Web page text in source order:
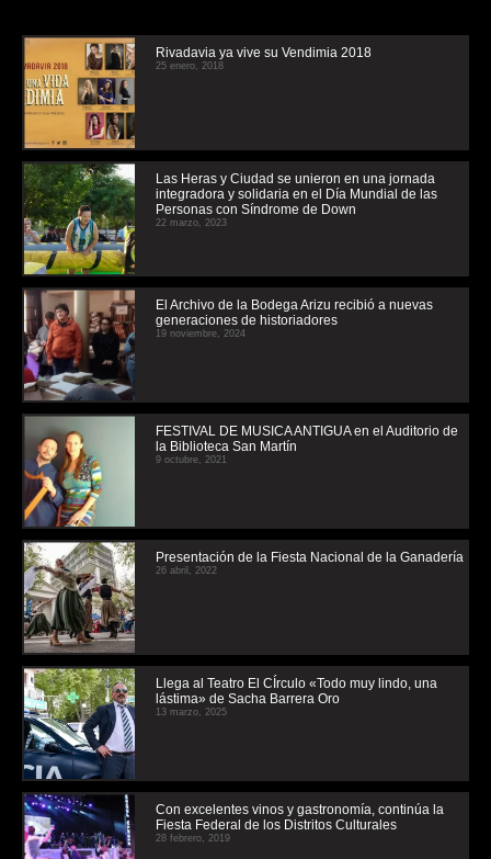
Rivadavia ya vive su Vendimia 2018
25 enero, 2018
Las Heras y Ciudad se unieron en una jornada
integradora y solidaria en el Día Mundial de las
Personas con Síndrome de Down
22 marzo, 2023
El Archivo de la Bodega Arizu recibió a nuevas
generaciones de historiadores
19 noviembre, 2024
FESTIVAL DE MUSICA ANTIGUA en el Auditorio de
la Biblioteca San Martín
9 octubre, 2021
Presentación de la Fiesta Nacional de la Ganadería
26 abril, 2022
Llega al Teatro El CÍrculo «Todo muy lindo, una
lástima» de Sacha Barrera Oro
13 marzo, 2025
Con excelentes vinos y gastronomía, continúa la
Fiesta Federal de los Distritos Culturales
28 febrero, 2019